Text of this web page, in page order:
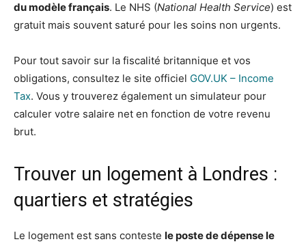
du modèle français. Le NHS (National Health Service) est
gratuit mais souvent saturé pour les soins non urgents.
Pour tout savoir sur la fiscalité britannique et vos
obligations, consultez le site officiel GOV.UK – Income
Tax. Vous y trouverez également un simulateur pour
calculer votre salaire net en fonction de votre revenu
brut.
Trouver un logement à Londres :
quartiers et stratégies
Le logement est sans conteste le poste de dépense le